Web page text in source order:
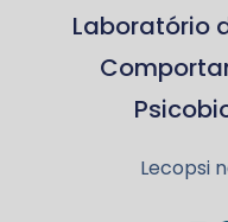
Laboratório
Lecopsi